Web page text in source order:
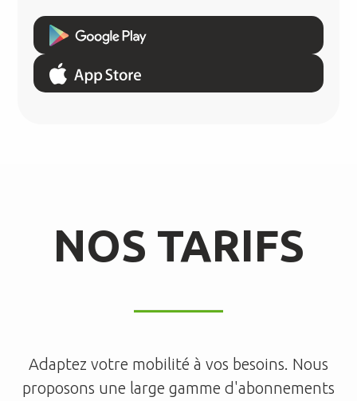
NOS TARIFS
Adaptez votre mobilité à vos besoins. Nous
proposons une large gamme d'abonnements